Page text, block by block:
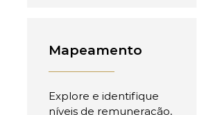
Mapeamento
Explore e identifique
níveis de remuneração,